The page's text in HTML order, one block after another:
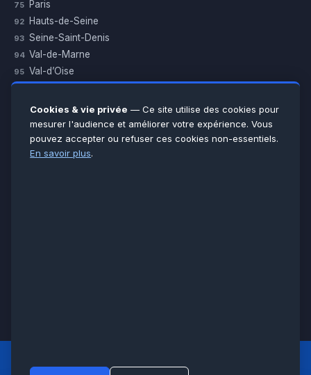
75 Paris
92 Hauts-de-Seine
93 Seine-Saint-Denis
94 Val-de-Marne
95 Val-d’Oise
Essonne
Seine-et-Marne
Voir toutes les villes →
LCM
Cookies & vie privée — Ce site utilise des cookies pour
mesurer l'audience et améliorer votre expérience. Vous
pouvez accepter ou refuser ces cookies non-essentiels.
En savoir plus.